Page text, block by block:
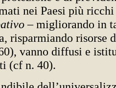
nei Paesi più ricchi
– migliorando in
risparmiando risorse
vanno diffusi e
(cf n. 40).